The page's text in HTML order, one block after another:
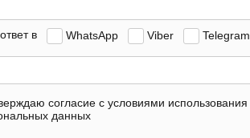
в WhatsApp Viber Telegram
согласие с условиями использования
данных